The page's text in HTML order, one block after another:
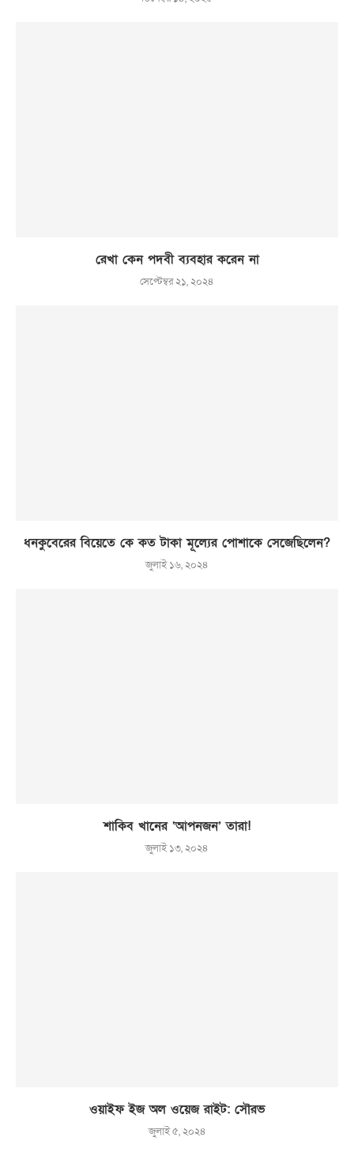
রেখা কেন পদবী ব্যবহার করেন না
সেপ্টেম্বর ২১, ২০২৪
ধনকুবেরের বিয়েতে কে কত টাকা মূল্যের পোশাকে সেজেছিলেন?
জুলাই ১৬, ২০২৪
শাকিব খানের ‘আপনজন’ তারা!
জুলাই ১৩, ২০২৪
ওয়াইফ ইজ অল ওয়েজ রাইট: সৌরভ
জুলাই ৫, ২০২৪